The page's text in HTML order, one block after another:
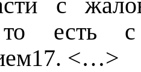
есть
<…>